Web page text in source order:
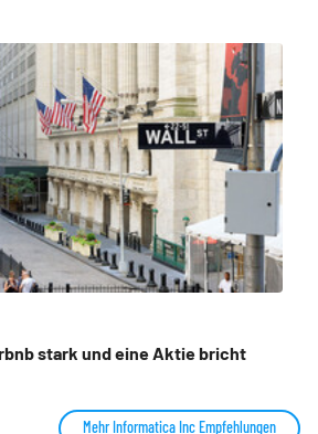
stark und eine Aktie bricht
Mehr Informatica Inc Empfehlungen